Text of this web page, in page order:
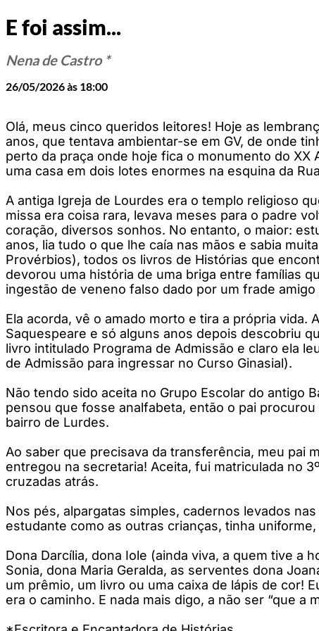
E foi assim...
Nena de Castro *
26/05/2026 às 18:00
Olá, meus cinco queridos leitores! Hoje as
anos, que tentava ambientar-se em GV, de onde
perto da praça onde hoje fica o monumento do
uma casa em dois lotes enormes na esquina da
A antiga Igreja de Lourdes era o templo religioso
missa era coisa rara, levava meses para o padre
coração, diversos sonhos. No entanto, o maior:
anos, lia tudo o que lhe caía nas mãos e sabia
Provérbios), todos os livros de Histórias que
devorou uma história de uma briga entre famílias
ingestão de veneno falso dado por um frade
Ela acorda, vê o amado morto e tira a própria
Saquespeare e só alguns anos depois descobriu
livro intitulado Programa de Admissão e claro ela
de Admissão para ingressar no Curso Ginasial).
Não tendo sido aceita no Grupo Escolar do antigo
pensou que fosse analfabeta, então o pai
bairro de Lurdes.
Ao saber que precisava da transferência, meu pai
entregou na secretaria! Aceita, fui matriculada no
cruzadas atrás.
Nos pés, alpargatas simples, cadernos levados
estudante como as outras crianças, tinha
Dona Darcília, dona Iole (ainda viva, a quem tive a
Sonia, dona Maria Geralda, as serventes dona
um prêmio, um livro ou uma caixa de lápis de cor!
era o caminho. E nada mais digo, a não ser “que a